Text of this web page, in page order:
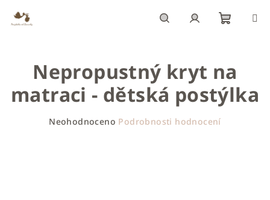
obsah
košík
Nepropustný kryt na
matraci - dětská postýlka
Neohodnoceno Podrobnosti hodnocení